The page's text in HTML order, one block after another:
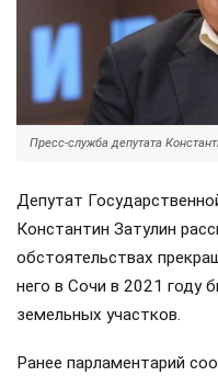
Пресс-служба депутата
Депутат
Константин Затулин
обстоятельствах
него в Сочи в 2021 году
земельных участков.
Ранее парламентарий